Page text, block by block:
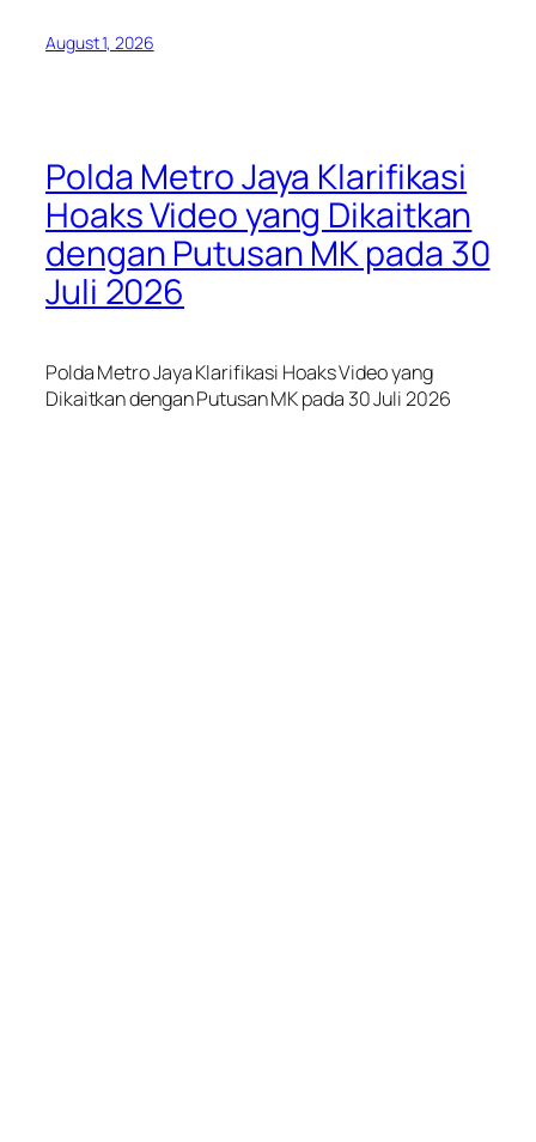
August 1, 2026
Polda Metro Jaya Klarifikasi
Hoaks Video yang Dikaitkan
dengan Putusan MK pada 30
Juli 2026
Polda Metro Jaya Klarifikasi Hoaks Video yang
Dikaitkan dengan Putusan MK pada 30 Juli 2026